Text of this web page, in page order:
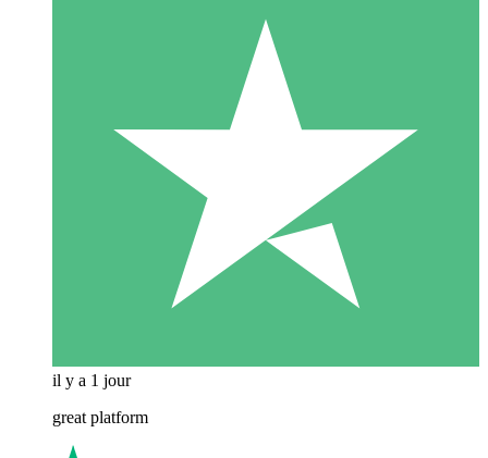
il y a 1 jour
great platform